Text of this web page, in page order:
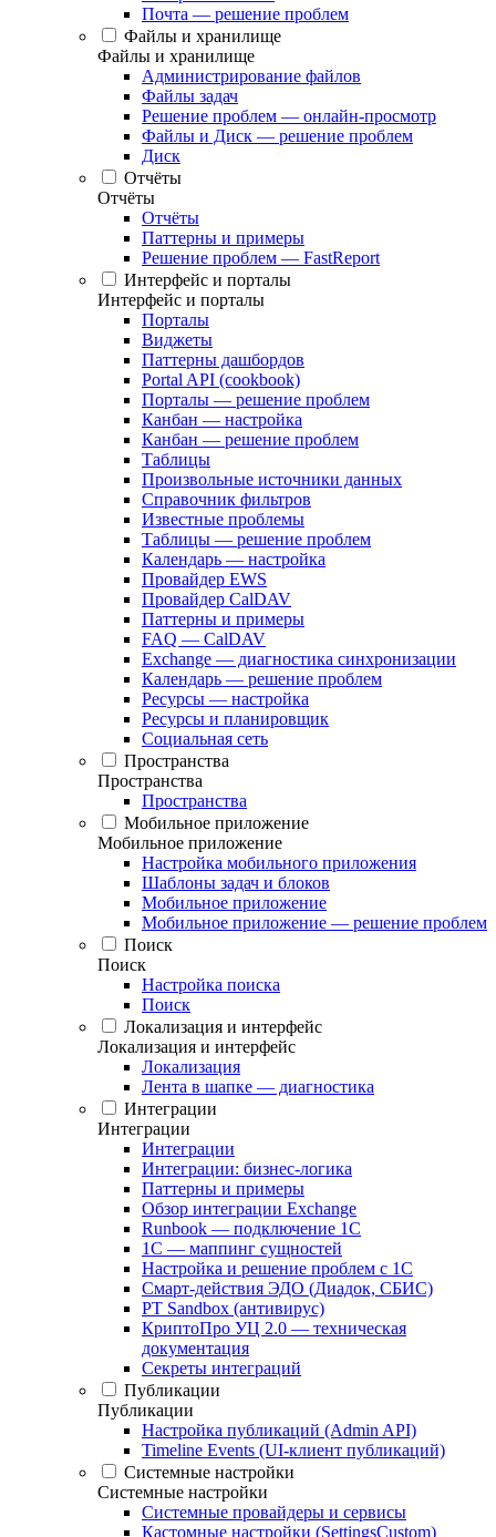
Почта — решение проблем
Файлы и хранилище
Файлы и хранилище
Администрирование файлов
Файлы задач
Решение проблем — онлайн-просмотр
Файлы и Диск — решение проблем
Диск
Отчёты
Отчёты
Отчёты
Паттерны и примеры
Решение проблем — FastReport
Интерфейс и порталы
Интерфейс и порталы
Порталы
Виджеты
Паттерны дашбордов
Portal API (cookbook)
Порталы — решение проблем
Канбан — настройка
Канбан — решение проблем
Таблицы
Произвольные источники данных
Справочник фильтров
Известные проблемы
Таблицы — решение проблем
Календарь — настройка
Провайдер EWS
Провайдер CalDAV
Паттерны и примеры
FAQ — CalDAV
Exchange — диагностика синхронизации
Календарь — решение проблем
Ресурсы — настройка
Ресурсы и планировщик
Социальная сеть
Пространства
Пространства
Пространства
Мобильное приложение
Мобильное приложение
Настройка мобильного приложения
Шаблоны задач и блоков
Мобильное приложение
Мобильное приложение — решение проблем
Поиск
Поиск
Настройка поиска
Поиск
Локализация и интерфейс
Локализация и интерфейс
Локализация
Лента в шапке — диагностика
Интеграции
Интеграции
Интеграции
Интеграции: бизнес-логика
Паттерны и примеры
Обзор интеграции Exchange
Runbook — подключение 1С
1С — маппинг сущностей
Настройка и решение проблем с 1С
Смарт-действия ЭДО (Диадок, СБИС)
PT Sandbox (антивирус)
КриптоПро УЦ 2.0 — техническая
документация
Секреты интеграций
Публикации
Публикации
Настройка публикаций (Admin API)
Timeline Events (UI-клиент публикаций)
Системные настройки
Системные настройки
Системные провайдеры и сервисы
Кастомные настройки (SettingsCustom)